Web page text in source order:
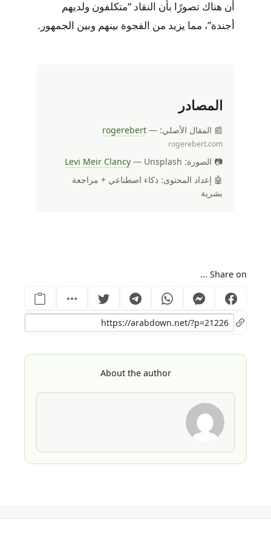
أن هناك تصورًا بأن النقاد “متكلفون ولديهم
أجندة”، مما يزيد من الفجوة بينهم وبين الجمهور.
المصادر
📰 المقال الأصلي: rogerebert —
rogerebert.com
📷 الصورة: Levi Meir Clancy — Unsplash
🤖 إعداد المحتوى: ذكاء اصطناعي + مراجعة
بشرية
Share on ...
About the author